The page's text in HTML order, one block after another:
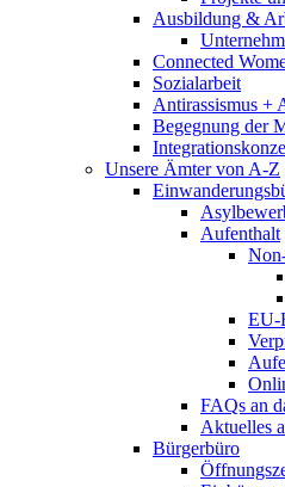
Ausbildung &
Connected
Sozialarbeit
Antirassismus +
Begegnung der
Unsere Ämter von A-Z
Aufenthalt
EU-
FAQs an
Aktuelles
Bürgerbüro